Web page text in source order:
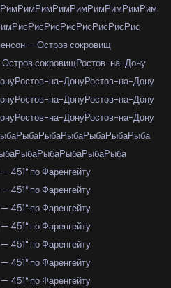
РимРимРимРимРимРимРимРимРим
РисРисРисРисРисРисРисРис
— Остров сокровищ
сокровищРостов-на-Дону
Ростов-на-ДонуРостов-на-Дону
Ростов-на-ДонуРостов-на-Дону
Ростов-на-ДонуРостов-на-Дону
РыбаРыбаРыбаРыбаРыбаРыба
РыбаРыбаРыбаРыбаРыба
451° по Фаренгейту
451° по Фаренгейту
451° по Фаренгейту
451° по Фаренгейту
451° по Фаренгейту
451° по Фаренгейту
451° по Фаренгейту